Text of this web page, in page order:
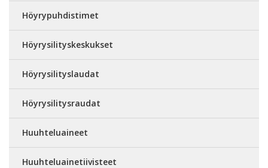
Höyrypuhdistimet
Höyrysilityskeskukset
Höyrysilityslaudat
Höyrysilitysraudat
Huuhteluaineet
Huuhteluainetiivisteet